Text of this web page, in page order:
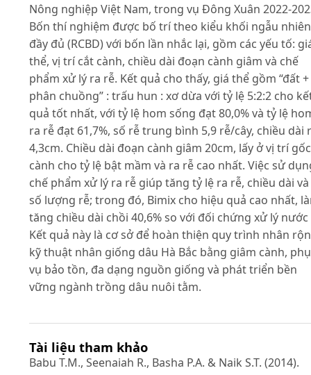
Nông nghiệp Việt Nam, trong vụ Đông Xuân 2022-
Bốn thí nghiệm được bố trí theo kiểu khối ngẫu nhiên
đầy đủ (RCBD) với bốn lần nhắc lại, gồm các yếu tố:
thể, vị trí cắt cành, chiều dài đoạn cành giâm và chế
phẩm xử lý ra rễ. Kết quả cho thấy, giá thể gồm “đất +
phân chuồng” : trấu hun : xơ dừa với tỷ lệ 5:2:2 cho
quả tốt nhất, với tỷ lệ hom sống đạt 80,0% và tỷ lệ
ra rễ đạt 61,7%, số rễ trung bình 5,9 rễ/cây, chiều dài
4,3cm. Chiều dài đoạn cành giâm 20cm, lấy ở vị trí gốc
cành cho tỷ lệ bật mầm và ra rễ cao nhất. Việc sử
chế phẩm xử lý ra rễ giúp tăng tỷ lệ ra rễ, chiều dài và
số lượng rễ; trong đó, Bimix cho hiệu quả cao nhất,
tăng chiều dài chồi 40,6% so với đối chứng xử lý nước
Kết quả này là cơ sở để hoàn thiện quy trình nhân
kỹ thuật nhân giống dâu Hà Bắc bằng giâm cành,
vụ bảo tồn, đa dạng nguồn giống và phát triển bền
vững ngành trồng dâu nuôi tằm.
Tài liệu tham khảo
Babu T.M., Seenaiah R., Basha P.A. & Naik S.T. (2014).